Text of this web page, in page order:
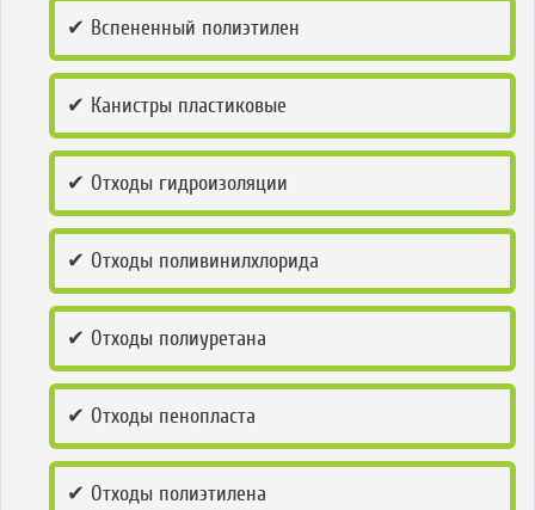
✔ Вспененный полиэтилен
✔ Канистры пластиковые
✔ Отходы гидроизоляции
✔ Отходы поливинилхлорида
✔ Отходы полиуретана
✔ Отходы пенопласта
✔ Отходы полиэтилена